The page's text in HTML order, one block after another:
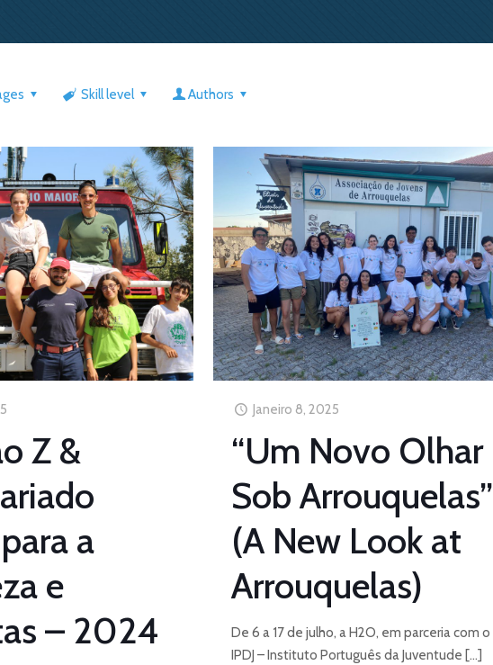
Skill level Authors
Z &
a
e
– 2024
Janeiro 8, 2025
“Um Novo Olhar
Sob Arrouquelas”
(A New Look at
Arrouquelas)
De 6 a 17 de julho, a H2O, em parceria com o
IPDJ – Instituto Português da Juventude […]